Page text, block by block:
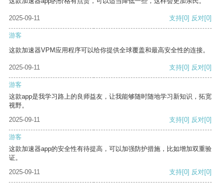
2025-09-11 支持[0] 反对[0]
游客
这款加速器VPM应用程序可以给你提供全球覆盖和最高安全性的连接。
2025-09-11 支持[0] 反对[0]
游客
这款app是我学习路上的良师益友，让我能够随时随地学习新知识，拓宽
视野。
2025-09-11
支持[0] 反对[0]
游客
这款加速器app的安全性有待提高，可以加强防护措施，比如增加双重验
证。
2025-09-11
支持[0] 反对[0]